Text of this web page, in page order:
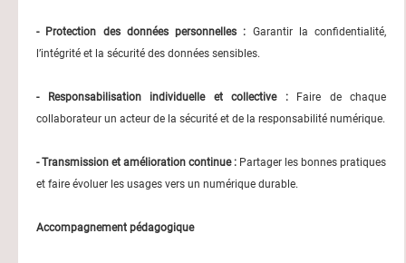
- Protection des données personnelles : Garantir la confidentialité,
l’intégrité et la sécurité des données sensibles.
- Responsabilisation individuelle et collective :
Faire de chaque
collaborateur un acteur de la sécurité et de la responsabilité numérique.
- Transmission et amélioration continue : Partager les bonnes pratiques
et faire évoluer les usages vers un numérique durable.
Accompagnement pédagogique